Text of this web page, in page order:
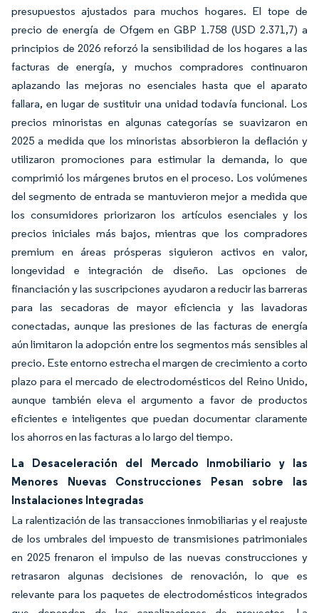
presupuestos ajustados para muchos hogares. El tope de
precio de energía de Ofgem en GBP 1.758 (USD 2.371,7) a
principios de 2026 reforzó la sensibilidad de los hogares a las
facturas de energía, y muchos compradores continuaron
aplazando las mejoras no esenciales hasta que el aparato
fallara, en lugar de sustituir una unidad todavía funcional. Los
precios minoristas en algunas categorías se suavizaron en
2025 a medida que los minoristas absorbieron la deflación y
utilizaron promociones para estimular la demanda, lo que
comprimió los márgenes brutos en el proceso. Los volúmenes
del segmento de entrada se mantuvieron mejor a medida que
los consumidores priorizaron los artículos esenciales y los
precios iniciales más bajos, mientras que los compradores
premium en áreas prósperas siguieron activos en valor,
longevidad e integración de diseño. Las opciones de
financiación y las suscripciones ayudaron a reducir las barreras
para las secadoras de mayor eficiencia y las lavadoras
conectadas, aunque las presiones de las facturas de energía
aún limitaron la adopción entre los segmentos más sensibles al
precio. Este entorno estrecha el margen de crecimiento a corto
plazo para el mercado de electrodomésticos del Reino Unido,
aunque también eleva el argumento a favor de productos
eficientes e inteligentes que puedan documentar claramente
los ahorros en las facturas a lo largo del tiempo.
La Desaceleración del Mercado Inmobiliario y las
Menores Nuevas Construcciones Pesan sobre las
Instalaciones Integradas
La ralentización de las transacciones inmobiliarias y el reajuste
de los umbrales del impuesto de transmisiones patrimoniales
en 2025 frenaron el impulso de las nuevas construcciones y
retrasaron algunas decisiones de renovación, lo que es
relevante para los paquetes de electrodomésticos integrados